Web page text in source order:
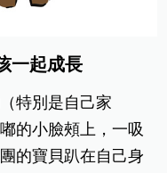
一起成長
特別是自己家
的小臉頰上，一吸
的寶貝趴在自己身